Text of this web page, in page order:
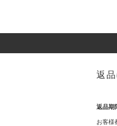
返
返品期
お客様